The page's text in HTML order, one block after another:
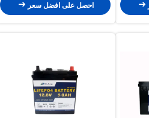
احصل على افضل سعر